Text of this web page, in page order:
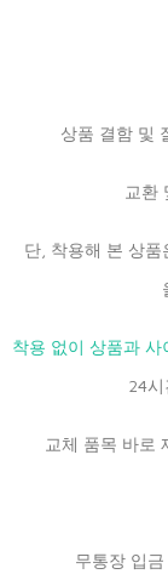
상품 결함 및
교환
단, 착용해 본 상
착용 없이 상품과 사
24
교체 품목 바로
무통장 입